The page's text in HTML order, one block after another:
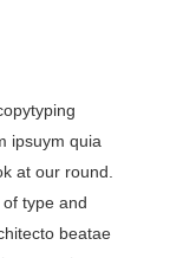
ipsuym quia
at our round.
type and
beatae